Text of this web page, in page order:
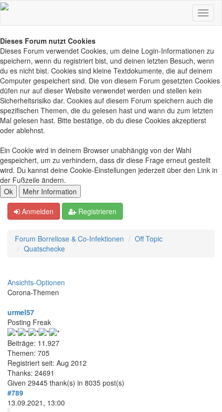
Dieses Forum nutzt Cookies
Dieses Forum verwendet Cookies, um deine Login-Informationen zu
speichern, wenn du registriert bist, und deinen letzten Besuch, wenn
du es nicht bist. Cookies sind kleine Textdokumente, die auf deinem
Computer gespeichert sind. Die von diesem Forum gesetzten Cookies
düfen nur auf dieser Website verwendet werden und stellen kein
Sicherheitsrisiko dar. Cookies auf diesem Forum speichern auch die
spezifischen Themen, die du gelesen hast und wann du zum letzten
Mal gelesen hast. Bitte bestätige, ob du diese Cookies akzeptierst
oder ablehnst.
Ein Cookie wird in deinem Browser unabhängig von der Wahl
gespeichert, um zu verhindern, dass dir diese Frage erneut gestellt
wird. Du kannst deine Cookie-Einstellungen jederzeit über den Link in
der Fußzeile ändern.
Anmelden Registrieren
Forum Borreliose & Co-Infektionen
Off Topic
Quatschecke
Ansichts-Optionen
Corona-Themen
urmel57
Posting Freak
Beiträge: 11.927
Themen: 705
Registriert seit: Aug 2012
Thanks: 24691
Given 29445 thank(s) in 8035 post(s)
#789
13.09.2021, 13:00